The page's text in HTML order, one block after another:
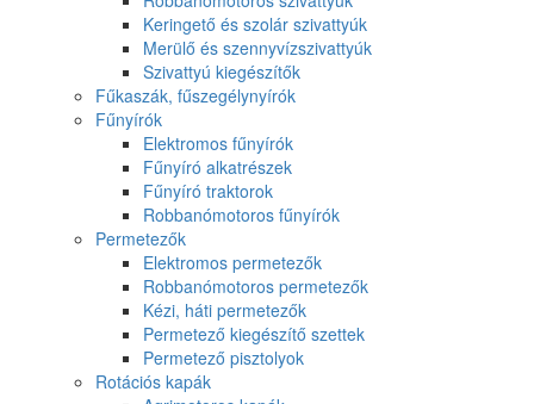
Keringető és szolár szivattyúk
Merülő és szennyvízszivattyúk
Szivattyú kiegészítők
Fűkaszák, fűszegélynyírók
Fűnyírók
Elektromos fűnyírók
Fűnyíró alkatrészek
Fűnyíró traktorok
Robbanómotoros fűnyírók
Permetezők
Elektromos permetezők
Robbanómotoros permetezők
Kézi, háti permetezők
Permetező kiegészítő szettek
Permetező pisztolyok
Rotációs kapák